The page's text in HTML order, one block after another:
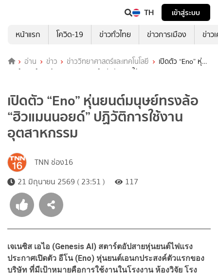
TH
เข้าสู่ระบบ
หน้าแรก
โควิด-19 ข่าวทั่วไทย ข่าวการเมือง ข่าว
อ่าน ข่าว ข่าววิทยาศาสตร์และเทคโนโลยี
เปิดตัว “Eno” หุ่น
ยนต์มนุษย์ทรงล้อ “ฮิวแมนนอยด์” ปฏิวัติการใช้งานอุตสาหกรรม
เปิดตัว “Eno” หุ่นยนต์มนุษย์ทรงล้อ
“ฮิวแมนนอยด์” ปฏิวัติการใช้งาน
อุตสาหกรรม
TNN ช่อง16
21 มิถุนายน 2569 ( 23:51 )
117
เจเนซิส เอไอ (Genesis AI) สตาร์ตอัปสายหุ่นยนต์ไฟแรง
ประกาศเปิดตัว อีโน (Eno) หุ่นยนต์เอนกประสงค์ตัวแรกของ
บริษัท ที่มีเป้าหมายคือการใช้งานในโรงงาน ห้องวิจัย โรง